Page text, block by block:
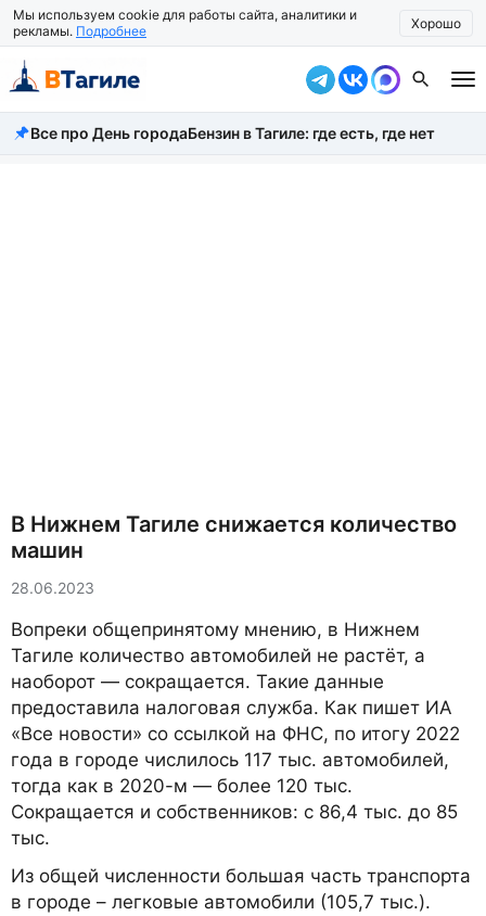
Мы используем cookie для работы сайта, аналитики и
рекламы. Подробнее Хорошо
Все новости
Все про День городаБензин в Тагиле: где есть, где нет
В Нижнем Тагиле снижается количество
машин
28.06.2023
Вопреки общепринятому мнению, в Нижнем
Тагиле количество автомобилей не растёт, а
наоборот — сокращается. Такие данные
предоставила налоговая служба. Как пишет ИА
«Все новости» со ссылкой на ФНС, по итогу 2022
года в городе числилось 117 тыс. автомобилей,
тогда как в 2020-м — более 120 тыс.
Сокращается и собственников: с 86,4 тыс. до 85
тыс.
Из общей численности большая часть транспорта
в городе – легковые автомобили (105,7 тыс.).